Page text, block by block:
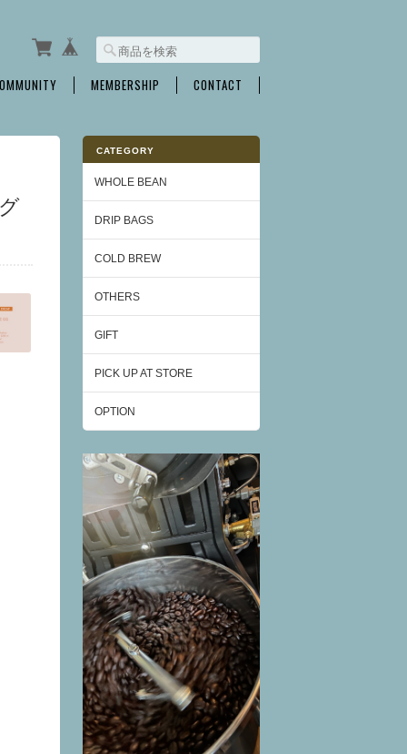
MEMBERSHIP CONTACT
CATEGORY
WHOLE BEAN
DRIP BAGS
COLD BREW
OTHERS
GIFT
PICK UP AT STORE
OPTION